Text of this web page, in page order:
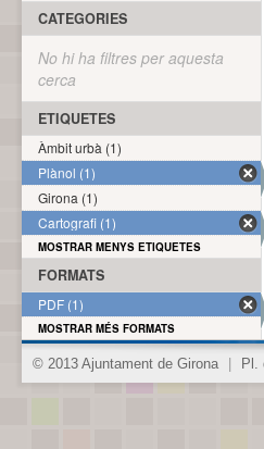
CATEGORIES
No hi ha filtres per aquesta
cerca
ETIQUETES
Àmbit urbà (1)
Plànol (1)
Girona (1)
Cartografi (1)
MOSTRAR MENYS ETIQUETES
FORMATS
PDF (1)
MOSTRAR MÉS FORMATS
© 2013 Ajuntament de Girona Pl.